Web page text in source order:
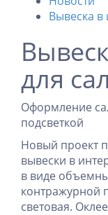
Вывеска в
для
Оформление
подсветкой
Новый проект
вывески в
в виде
контражурной
световая.